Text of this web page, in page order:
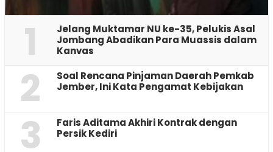
1
Jelang Muktamar NU ke-35, Pelukis Asal
Jombang Abadikan Para Muassis dalam
Kanvas
2
‎Soal Rencana Pinjaman Daerah Pemkab
Jember, Ini Kata Pengamat Kebijakan ‎
3
Faris Aditama Akhiri Kontrak dengan
Persik Kediri